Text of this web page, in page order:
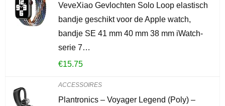
VeveXiao Gevlochten Solo Loop elastisch
bandje geschikt voor de Apple watch,
bandje SE 41 mm 40 mm 38 mm iWatch-
serie 7…
€15.75
ACCESSOIRES
Plantronics – Voyager Legend (Poly) –